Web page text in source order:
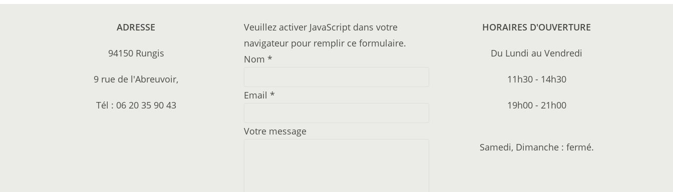
ADRESSE
94150 Rungis
9 rue de l'Abreuvoir,
Tél : 06 20 35 90 43
Veuillez activer JavaScript dans votre
navigateur pour remplir ce formulaire.
Nom *
Email *
Votre message
HORAIRES D'OUVERTURE
Du Lundi au Vendredi
11h30 - 14h30
19h00 - 21h00
Samedi, Dimanche : fermé.